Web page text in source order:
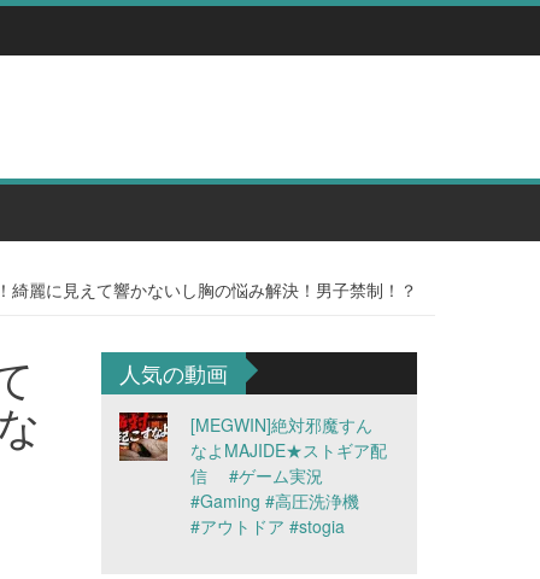
麗に見えて響かないし胸の悩み解決！男子禁制！？
人気の動画
[MEGWIN]絶対邪魔すん
なよMAJIDE★ストギア配
信 #ゲーム実況
#Gaming #高圧洗浄機
#アウトドア #stogia